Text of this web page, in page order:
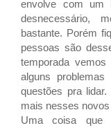
envolve com um
desnecessário,
bastante. Porém
pessoas são
temporada
alguns
questões pra
mais nesses
Uma coisa que